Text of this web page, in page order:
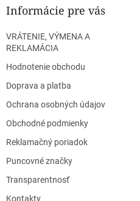
Informácie pre vás
VRÁTENIE, VÝMENA A
REKLAMÁCIA
Hodnotenie obchodu
Doprava a platba
Ochrana osobných údajov
Obchodné podmienky
Reklamačný poriadok
Puncovné značky
Transparentnosť
Kontakty